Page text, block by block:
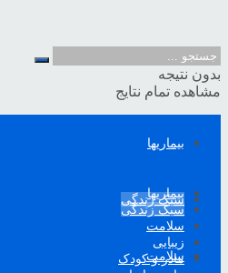
بدون نتیجه
مشاهده تمام نتایج
بیماریها
سبک زندگی
سلامت
بیماریها
سبک زندگی
سلامت
زیبایی
مادر و کودک